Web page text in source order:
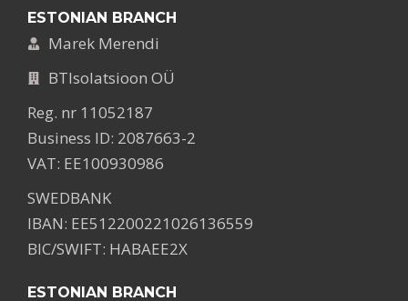
ESTONIAN BRANCH
Marek Merendi
BTIsolatsioon OÜ
Reg. nr 11052187
Business ID: 2087663-2
VAT: EE100930986
SWEDBANK
IBAN: EE512200221026136559
BIC/SWIFT: HABAEE2X
ESTONIAN BRANCH